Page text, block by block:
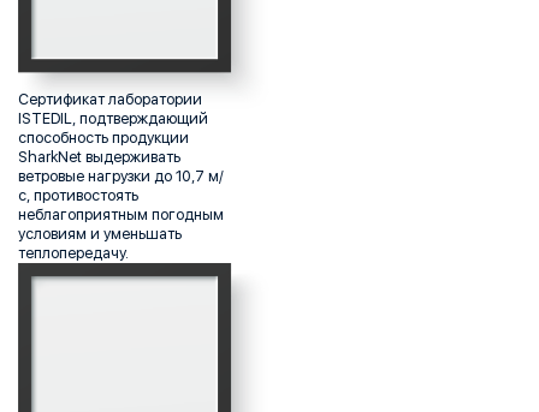
Сертификат лаборатории
ISTEDIL, подтверждающий
способность продукции
SharkNet выдерживать
ветровые нагрузки до 10,7 м/
с, противостоять
неблагоприятным погодным
условиям и уменьшать
теплопередачу.